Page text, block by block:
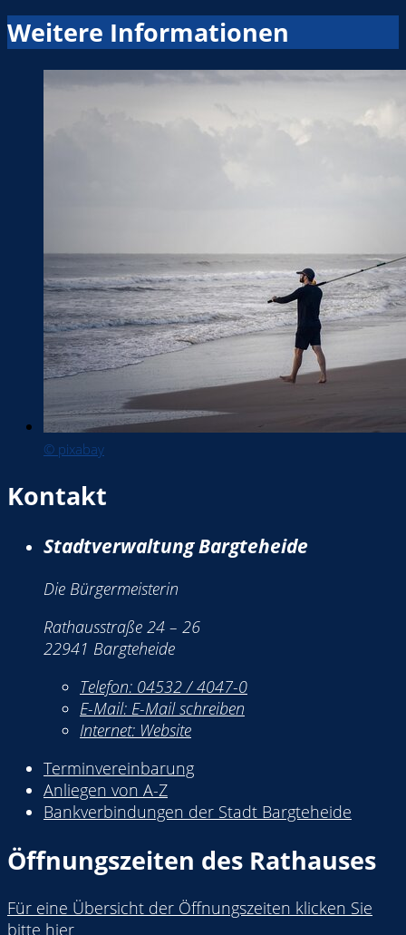
Weitere Informationen
© pixabay
Kontakt
Stadtverwaltung Bargteheide
Die Bürgermeisterin
Rathausstraße 24 – 26
22941 Bargteheide
Telefon: 04532 / 4047-0
E-Mail: E-Mail schreiben
Internet: Website
Terminvereinbarung
Anliegen von A-Z
Bankverbindungen der Stadt Bargteheide
Öffnungszeiten des Rathauses
Für eine Übersicht der Öffnungszeiten klicken Sie
bitte hier